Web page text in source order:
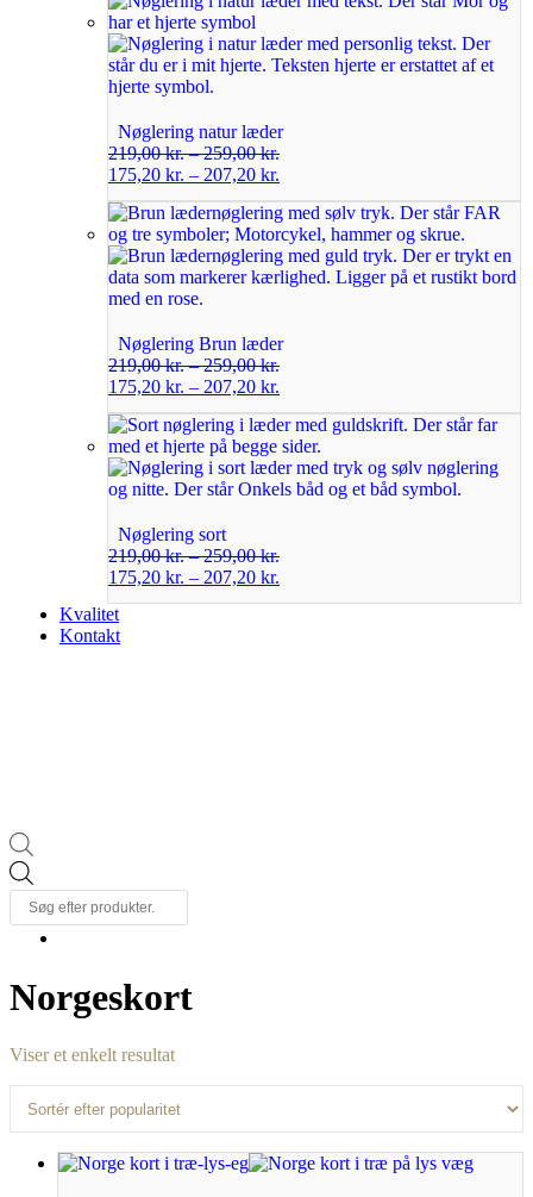
Nøglering natur læder
219,00kr.–259,00kr.
175,20 kr. – 207,20 kr.
Nøglering Brun læder
219,00kr.–259,00kr.
175,20 kr. – 207,20 kr.
Nøglering sort
219,00kr.–259,00kr.
175,20 kr. – 207,20 kr.
Kvalitet
Kontakt
search
Norgeskort
Viser et enkelt resultat